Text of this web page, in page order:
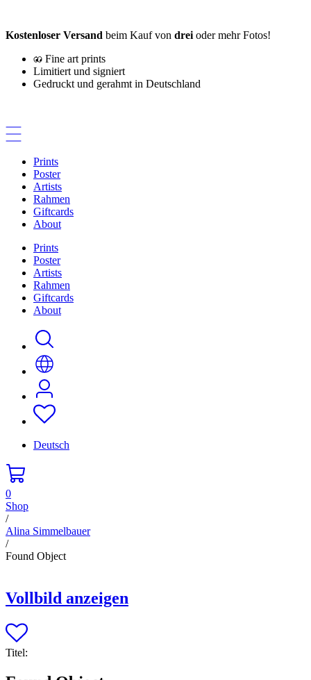
springen
Kostenloser Versand beim Kauf von drei oder mehr Fotos!
Fine art prints
Limitiert und signiert
Gedruckt und gerahmt in Deutschland
Prints
Poster
Artists
Rahmen
Giftcards
About
Prints
Poster
Artists
Rahmen
Giftcards
About
Deutsch
0
Shop
/
Alina Simmelbauer
/
Found Object
Vollbild anzeigen
Titel: